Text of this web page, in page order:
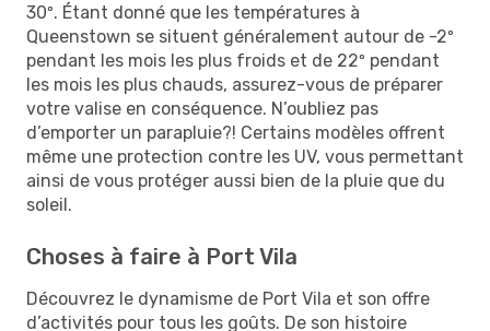
30º. Étant donné que les températures à
Queenstown se situent généralement autour de -2º
pendant les mois les plus froids et de 22º pendant
les mois les plus chauds, assurez-vous de préparer
votre valise en conséquence. N’oubliez pas
d’emporter un parapluie?! Certains modèles offrent
même une protection contre les UV, vous permettant
ainsi de vous protéger aussi bien de la pluie que du
soleil.
Choses à faire à Port Vila
Découvrez le dynamisme de Port Vila et son offre
d’activités pour tous les goûts. De son histoire